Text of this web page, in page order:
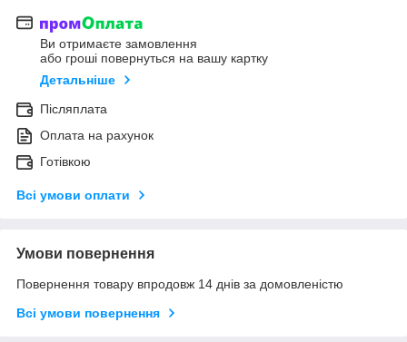
Ви отримаєте замовлення
або гроші повернуться на вашу картку
Детальніше
Післяплата
Оплата на рахунок
Готівкою
Всі умови оплати
Умови повернення
Повернення товару впродовж 14 днів за домовленістю
Всі умови повернення